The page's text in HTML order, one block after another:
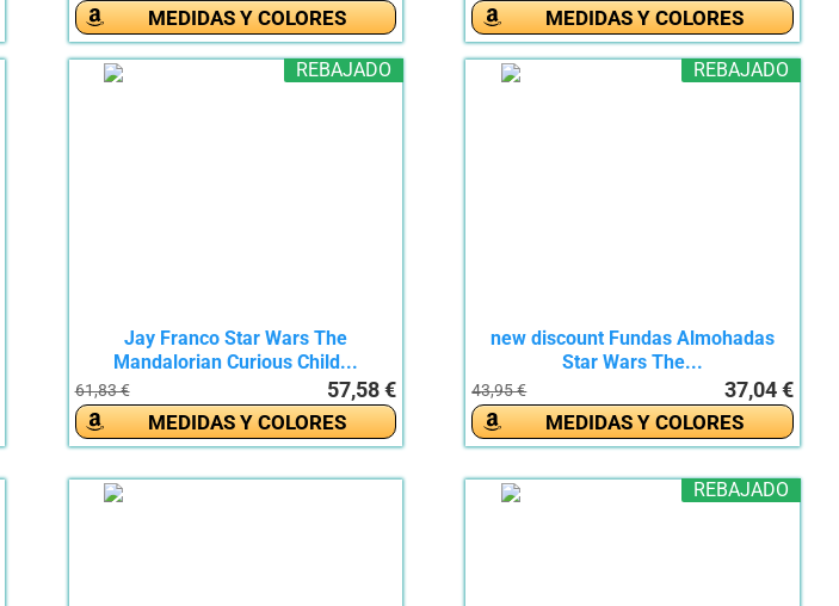
MEDIDAS Y COLORES MEDIDAS Y COLORES
REBAJADO
Jay Franco Star Wars The
Mandalorian Curious Child...
61,83 € 57,58 €
MEDIDAS Y COLORES
REBAJADO
new discount Fundas Almohadas
Star Wars The...
43,95 € 37,04 €
MEDIDAS Y COLORES
REBAJADO